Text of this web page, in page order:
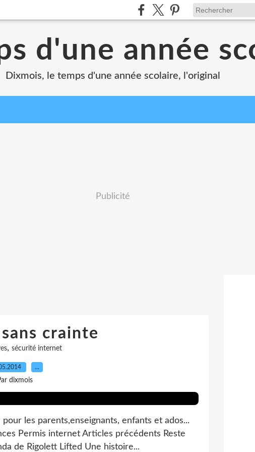
d'une année
Dixmois, le temps d'une année scolaire, l'original
Publicité
crainte
, sécurité internet
…
dixmois
les parents,enseignants, enfants et ados...
Permis internet Articles précédents Reste
de Rigolett Lifted Une histoire...